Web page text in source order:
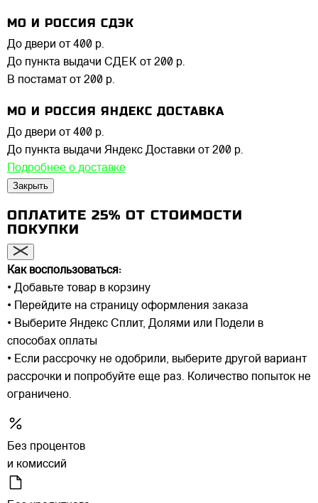
МО И РОССИЯ СДЭК
До двери от 400 р.
До пункта выдачи СДЕК от 200 р.
В постамат от 200 р.
МО И РОССИЯ ЯНДЕКС ДОСТАВКА
До двери от 400 р.
До пункта выдачи Яндекс Доставки от 200 р.
Подробнее о доставке
Закрыть
ОПЛАТИТЕ 25% ОТ СТОИМОСТИ
ПОКУПКИ
Как воспользоваться:
• Добавьте товар в корзину
• Перейдите на страницу оформления заказа
• Выберите Яндекс Сплит, Долями или Подели в
способах оплаты
• Если рассрочку не одобрили, выберите другой вариант
рассрочки и попробуйте еще раз. Количество попыток не
ограничено.
Без процентов
и комиссий